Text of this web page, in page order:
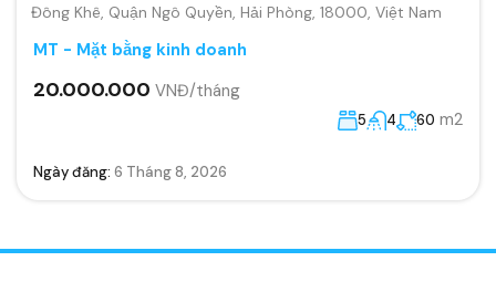
Đông Khê, Quận Ngô Quyền, Hải Phòng, 18000, Việt Nam
MT - Mặt bằng kinh doanh
20.000.000 VNĐ/tháng
5 4 60 m2
Ngày đăng: 6 Tháng 8, 2026